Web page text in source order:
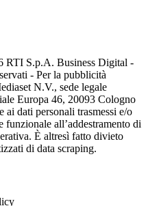
RTI S.p.A. Business Digital -
- Per la pubblicità
N.V., sede legale
Europa 46, 20093 Cologno
ai dati personali trasmessi e/o
all’addestramento di
È altresì fatto divieto
di data scraping.